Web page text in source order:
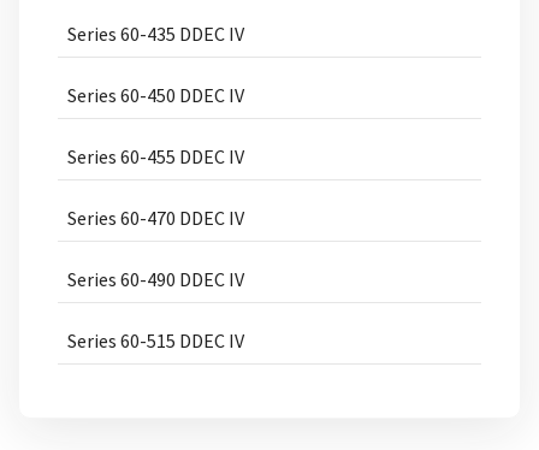
Series 60-435 DDEC IV
Series 60-450 DDEC IV
Series 60-455 DDEC IV
Series 60-470 DDEC IV
Series 60-490 DDEC IV
Series 60-515 DDEC IV